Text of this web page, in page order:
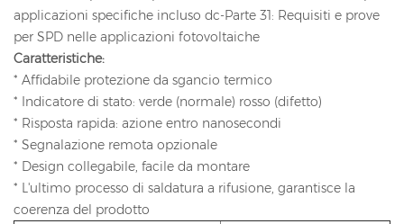
applicazioni specifiche incluso dc-Parte 31: Requisiti e prove
per SPD nelle applicazioni fotovoltaiche
Caratteristiche:
* Affidabile protezione da sgancio termico
* Indicatore di stato: verde (normale) rosso (difetto)
* Risposta rapida: azione entro nanosecondi
* Segnalazione remota opzionale
* Design collegabile, facile da montare
* L'ultimo processo di saldatura a rifusione, garantisce la
coerenza del prodotto